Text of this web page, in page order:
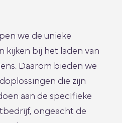
we de unieke
kijken bij het laden van
Daarom bieden we
die zijn
aan de specifieke
ongeacht de